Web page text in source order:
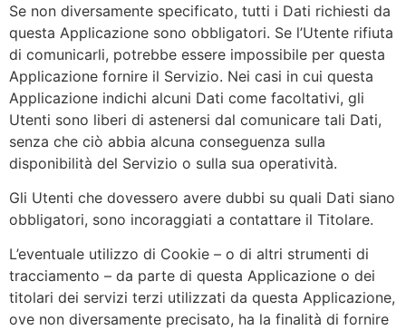
Se non diversamente specificato, tutti i Dati richiesti da
questa Applicazione sono obbligatori. Se l’Utente rifiuta
di comunicarli, potrebbe essere impossibile per questa
Applicazione fornire il Servizio. Nei casi in cui questa
Applicazione indichi alcuni Dati come facoltativi, gli
Utenti sono liberi di astenersi dal comunicare tali Dati,
senza che ciò abbia alcuna conseguenza sulla
disponibilità del Servizio o sulla sua operatività.
Gli Utenti che dovessero avere dubbi su quali Dati siano
obbligatori, sono incoraggiati a contattare il Titolare.
L’eventuale utilizzo di Cookie – o di altri strumenti di
tracciamento – da parte di questa Applicazione o dei
titolari dei servizi terzi utilizzati da questa Applicazione,
ove non diversamente precisato, ha la finalità di fornire